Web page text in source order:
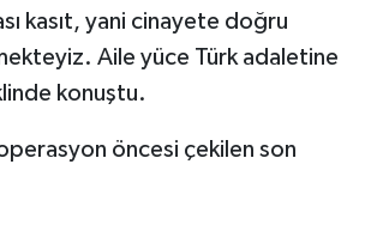
kasıt, yani cinayete doğru
Aile yüce Türk adaletine
konuştu.
öncesi çekilen son